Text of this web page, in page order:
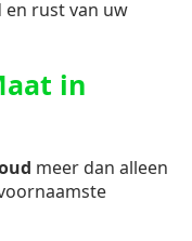
en rust van uw
in
meer dan alleen